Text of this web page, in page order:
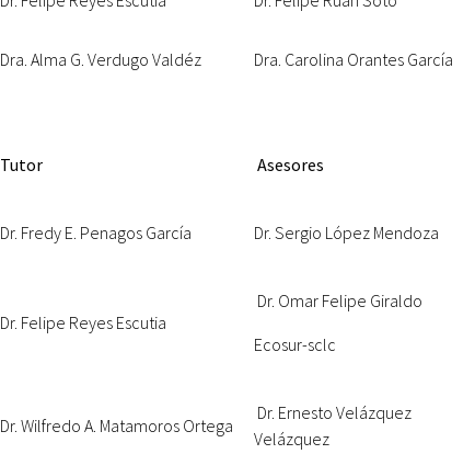
Dra. Alma G. Verdugo Valdéz Dra. Carolina Orantes García
Tutor Asesores
Dr. Fredy E. Penagos García Dr. Sergio López Mendoza
Dr. Felipe Reyes Escutia
Dr. Omar Felipe Giraldo
Ecosur-sclc
Dr. Wilfredo A. Matamoros Ortega
Dr. Ernesto Velázquez
Velázquez